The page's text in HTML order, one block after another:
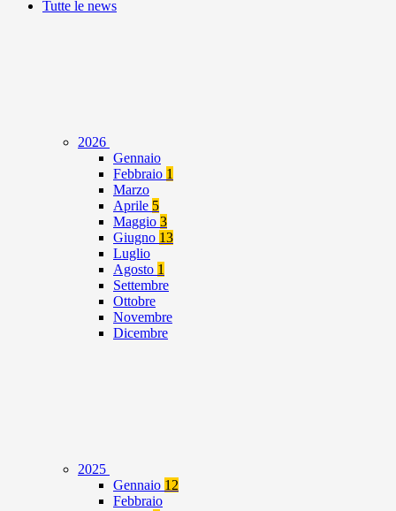
Tutte le news
2026
Gennaio
Febbraio 1
Marzo
Aprile 5
Maggio 3
Giugno 13
Luglio
Agosto 1
Settembre
Ottobre
Novembre
Dicembre
2025
Gennaio 12
Febbraio